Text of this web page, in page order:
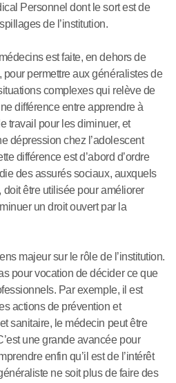
Personnel dont le sort est de
de l’institution.
est faite, en dehors de
pour permettre aux généralistes de
complexes qui relève de
différence entre apprendre à
travail pour les diminuer, et
dépression chez l’adolescent
différence est d’abord d’ordre
des assurés sociaux, auxquels
doit être utilisée pour améliorer
un droit ouvert par la
majeur sur le rôle de l’institution.
pour vocation de décider ce que
Par exemple, il est
actions de prévention et
sanitaire, le médecin peut être
une grande avancée pour
enfin qu’il est de l’intérêt
ne soit plus de faire des